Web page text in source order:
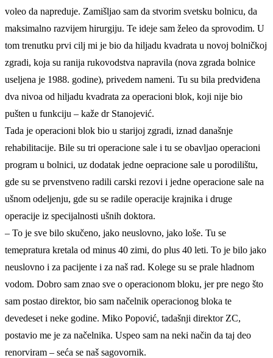
voleo da napreduje. Zamišljao sam da stvorim svetsku bolnicu, da
maksimalno razvijem hirurgiju. Te ideje sam želeo da sprovodim. U
tom trenutku prvi cilj mi je bio da hiljadu kvadrata u novoj bolničkoj
zgradi, koja su ranija rukovodstva napravila (nova zgrada bolnice
useljena je 1988. godine), privedem nameni. Tu su bila predviđena
dva nivoa od hiljadu kvadrata za operacioni blok, koji nije bio
pušten u funkciju – kaže dr Stanojević.
Tada je operacioni blok bio u starijoj zgradi, iznad današnje
rehabilitacije. Bile su tri operacione sale i tu se obavljao operacioni
program u bolnici, uz dodatak jedne oepracione sale u porodilištu,
gde su se prvenstveno radili carski rezovi i jedne operacione sale na
ušnom odeljenju, gde su se radile operacije krajnika i druge
operacije iz specijalnosti ušnih doktora.
– To je sve bilo skučeno, jako neuslovno, jako loše. Tu se
temepratura kretala od minus 40 zimi, do plus 40 leti. To je bilo jako
neuslovno i za pacijente i za naš rad. Kolege su se prale hladnom
vodom. Dobro sam znao sve o operacionom bloku, jer pre nego što
sam postao direktor, bio sam načelnik operacionog bloka te
devedeset i neke godine. Miko Popović, tadašnji direktor ZC,
postavio me je za načelnika. Uspeo sam na neki način da taj deo
renorviram – seća se naš sagovornik.